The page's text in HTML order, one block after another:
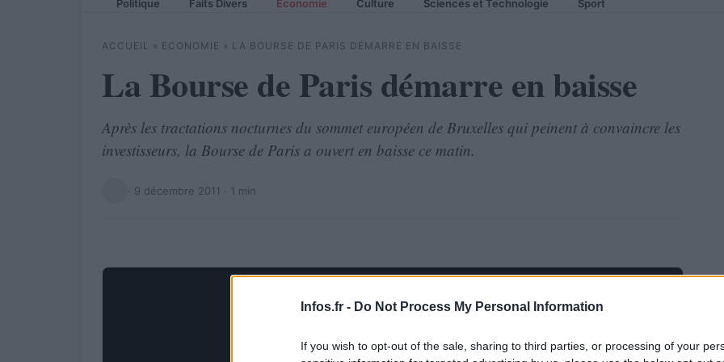
Infos.fr - Do Not Process My Personal Information
If you wish to opt-out of the sale, sharing to third parties, or processing of your
Politique Faits Divers Economie Culture Sciences et Technologie Sport
ACCUEIL » ECONOMIE » LA BOURSE DE PARIS DÉMARRE EN BAISSE
La Bourse de Paris démarre en baisse
Après les tractations nocturnes du sommet européen de Bruxelles qui peinent à convaincre les
investisseurs, la Bourse de Paris a ouvert en baisse ce matin.
· 9 décembre 2011 · 1 min